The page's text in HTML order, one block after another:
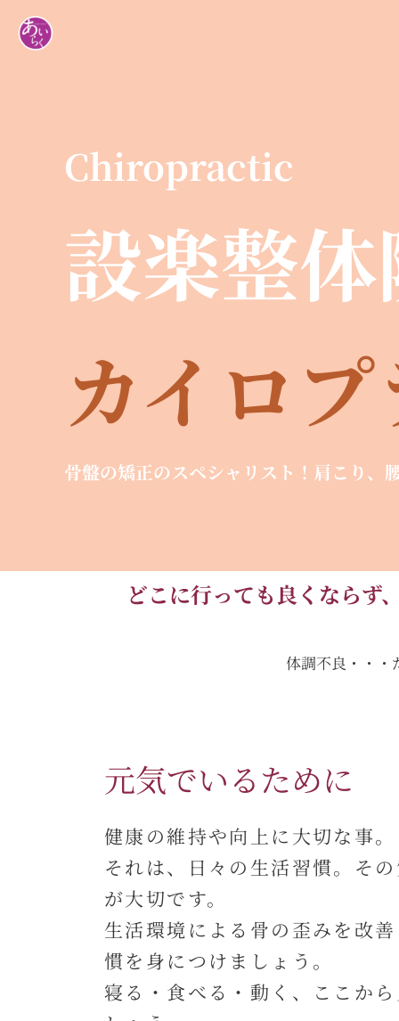
Chiropractic
設楽整
カイロ
骨盤の矯正のスペシャリスト！肩こり、
どこに行っても良くならず
体調不良・・・
元気でいるために
健康の維持や向上に大切な事。
それは、日々の生活習慣。そ
が大切です。
生活環境による骨の歪みを改
慣を身につけましょう。
寝る・食べる・動く、ここか